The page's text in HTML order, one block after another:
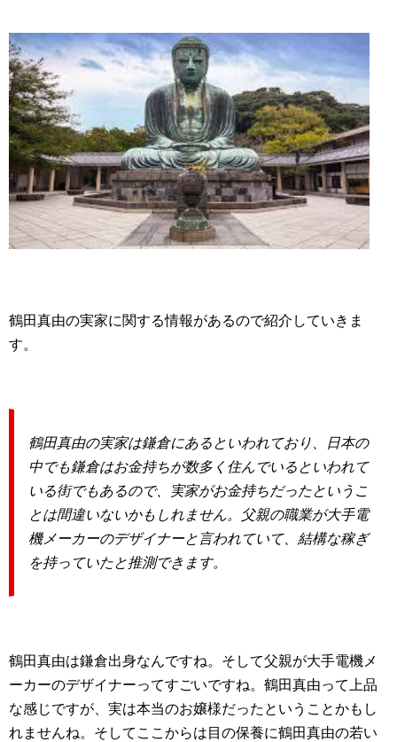
鶴田真由の実家に関する情報があるので紹介していきま
す。
鶴田真由の実家は鎌倉にあるといわれており、日本の
中でも鎌倉はお金持ちが数多く住んでいるといわれて
いる街でもあるので、実家がお金持ちだったというこ
とは間違いないかもしれません。父親の職業が大手電
機メーカーのデザイナーと言われていて、結構な稼ぎ
を持っていたと推測できます。
鶴田真由は鎌倉出身なんですね。そして父親が大手電機メ
ーカーのデザイナーってすごいですね。鶴田真由って上品
な感じですが、実は本当のお嬢様だったということかもし
れませんね。そしてここからは目の保養に鶴田真由の若い